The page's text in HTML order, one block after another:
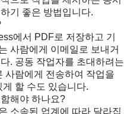
기 좋은 방법입니다.
에서 PDF로 저장하고 기
사람에게 이메일로 보내거
. 공동 작업자를 초대하려는
사람에게 전송하여 작업을
할 수도 있습니다.
해야 하나요?
소속된 업계에 따라 달라집